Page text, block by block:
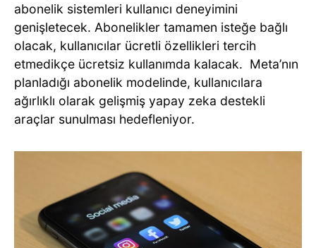
abonelik sistemleri kullanıcı deneyimini
genişletecek. Abonelikler tamamen isteğe bağlı
olacak, kullanıcılar ücretli özellikleri tercih
etmedikçe ücretsiz kullanımda kalacak. Meta’nın
planladığı abonelik modelinde, kullanıcılara
ağırlıklı olarak gelişmiş yapay zeka destekli
araçlar sunulması hedefleniyor.